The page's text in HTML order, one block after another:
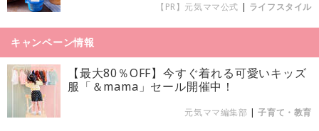
【PR】元気ママ公式 | ライフスタイル
キャンペーン情報
【最大80％OFF】今すぐ着れる可愛いキッズ
服「＆mama」セール開催中！
元気ママ編集部 |子育て・教育